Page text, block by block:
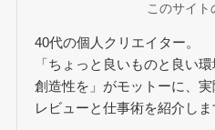
このサイト
40代の個人クリエイター。
「ちょっと良いものと良い
創造性を」がモットーに、
レビューと仕事術を紹介しま